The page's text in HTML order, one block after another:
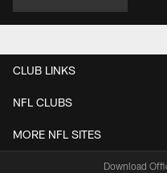
CLUB LINKS
NFL CLUBS
MORE NFL SITES
Download